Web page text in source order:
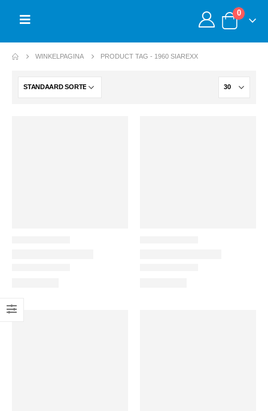
0
WINKELPAGINA PRODUCT TAG - 1960 SIAREXX